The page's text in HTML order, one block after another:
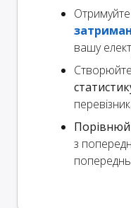
вашу
Створюйте
з